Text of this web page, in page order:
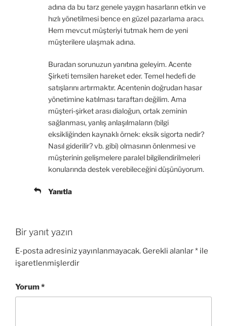
adına da bu tarz genele yaygın hasarların etkin ve
hızlı yönetilmesi bence en güzel pazarlama aracı.
Hem mevcut müşteriyi tutmak hem de yeni
müşterilere ulaşmak adına.
Buradan sorunuzun yanıtına geleyim. Acente
Şirketi temsilen hareket eder. Temel hedefi de
satışlarını artırmaktır. Acentenin doğrudan hasar
yönetimine katılması taraftarı değilim. Ama
müşteri-şirket arası dialoğun, ortak zeminin
sağlanması, yanlış anlaşılmaların (bilgi
eksikliğinden kaynaklı örnek: eksik sigorta nedir?
Nasıl giderilir? vb. gibi) olmasının önlenmesi ve
müşterinin gelişmelere paralel bilgilendirilmeleri
konularında destek verebileceğini düşünüyorum.
Yanıtla
Bir yanıt yazın
E-posta adresiniz yayınlanmayacak. Gerekli alanlar* ile
işaretlenmişlerdir
Yorum*